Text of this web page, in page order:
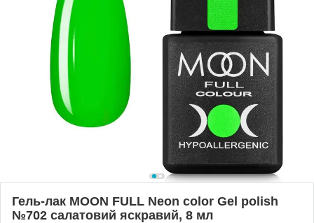
Гель-лак MOON FULL Neon color Gel polish
№702 салатовий яскравий, 8 мл